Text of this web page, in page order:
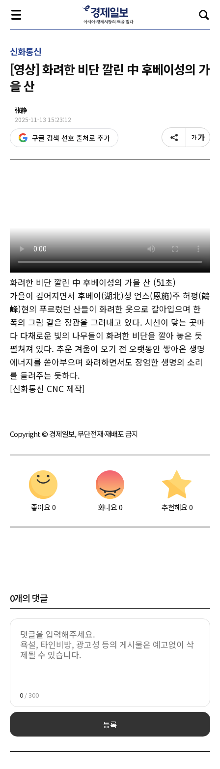
신화통신
[영상] 화려한 비단 깔린 中 후베이성의 가
을 산
张静
2025-11-13 15:23:12
구글 검색 선호 출처로 추가
화려한 비단 깔린 中 후베이성의 가을 산 (51초)
가을이 깊어지면서 후베이(湖北)성 언스(恩施)주 허펑(鶴
峰)현의 푸르렀던 산들이 화려한 옷으로 갈아입으며 한
폭의 그림 같은 장관을 그려내고 있다. 시선이 닿는 곳마
다 다채로운 빛의 나무들이 화려한 비단을 깔아 놓은 듯
펼쳐져 있다. 추운 겨울이 오기 전 오랫동안 쌓아온 생명
에너지를 쏟아부으며 화려하면서도 장엄한 생명의 소리
를 들려주는 듯하다.
[신화통신 CNC 제작]
Copyright © 경제일보, 무단전재·재배포 금지
좋아요0 화나요0 추천해요 0
0개의 댓글
0 / 300
등록